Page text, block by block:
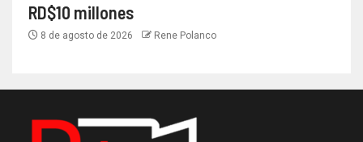
RD$10 millones
8 de agosto de 2026 Rene Polanco